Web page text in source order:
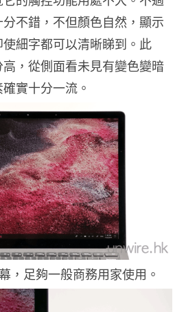
不錯，不但顏色自然，顯示
細字都可以清晰睇到。此
，從側面看未見有變色變暗
實十分一流。
，足夠一般商務用家使用。